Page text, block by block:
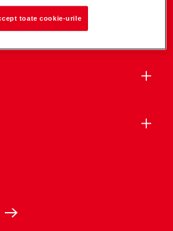
toate cookie-urile